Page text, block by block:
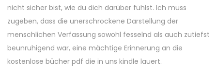
nicht sicher bist, wie du dich darüber fühlst. Ich muss
zugeben, dass die unerschrockene Darstellung der
menschlichen Verfassung sowohl fesselnd als auch zutiefst
beunruhigend war, eine mächtige Erinnerung an die
kostenlose bücher pdf die in uns kindle lauert.